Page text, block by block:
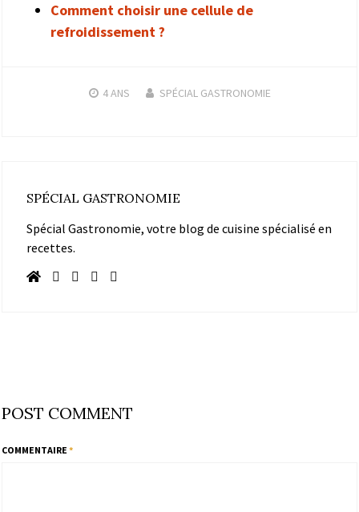
Comment choisir une cellule de
refroidissement ?
4 ANS SPÉCIAL GASTRONOMIE
SPÉCIAL GASTRONOMIE
Spécial Gastronomie, votre blog de cuisine spécialisé en
recettes.
POST COMMENT
COMMENTAIRE *